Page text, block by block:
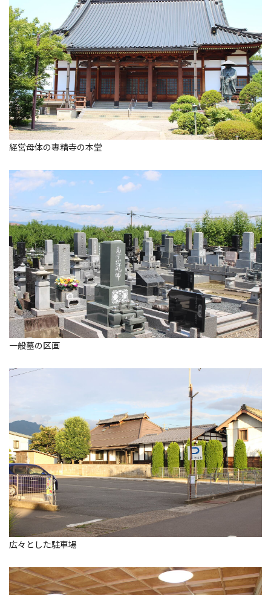
経営母体の專精寺の本堂
一般墓の区画
広々とした駐車場